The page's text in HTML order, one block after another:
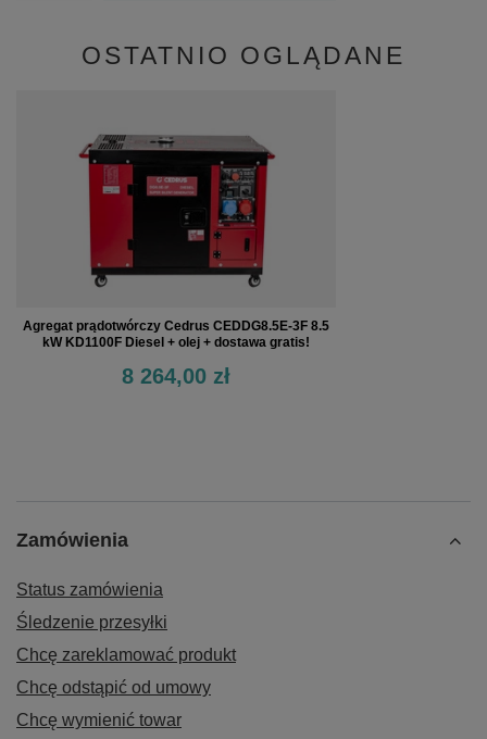
OSTATNIO OGLĄDANE
Agregat prądotwórczy Cedrus CEDDG8.5E-3F 8.5
kW KD1100F Diesel + olej + dostawa gratis!
8 264,00 zł
Zamówienia
Status zamówienia
Śledzenie przesyłki
Chcę zareklamować produkt
Chcę odstąpić od umowy
Chcę wymienić towar